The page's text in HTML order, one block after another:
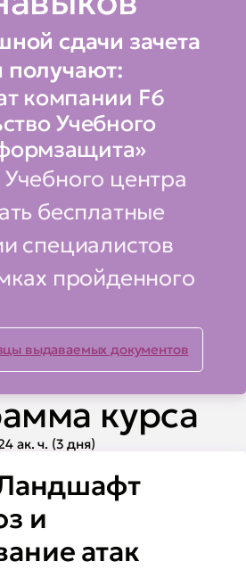
сдачи зачета
получают:
компании F6
Учебного
центра
бесплатные
специалистов
пройденного
выдаваемых документов
курса
ак. ч. (3 дня)
и
атак